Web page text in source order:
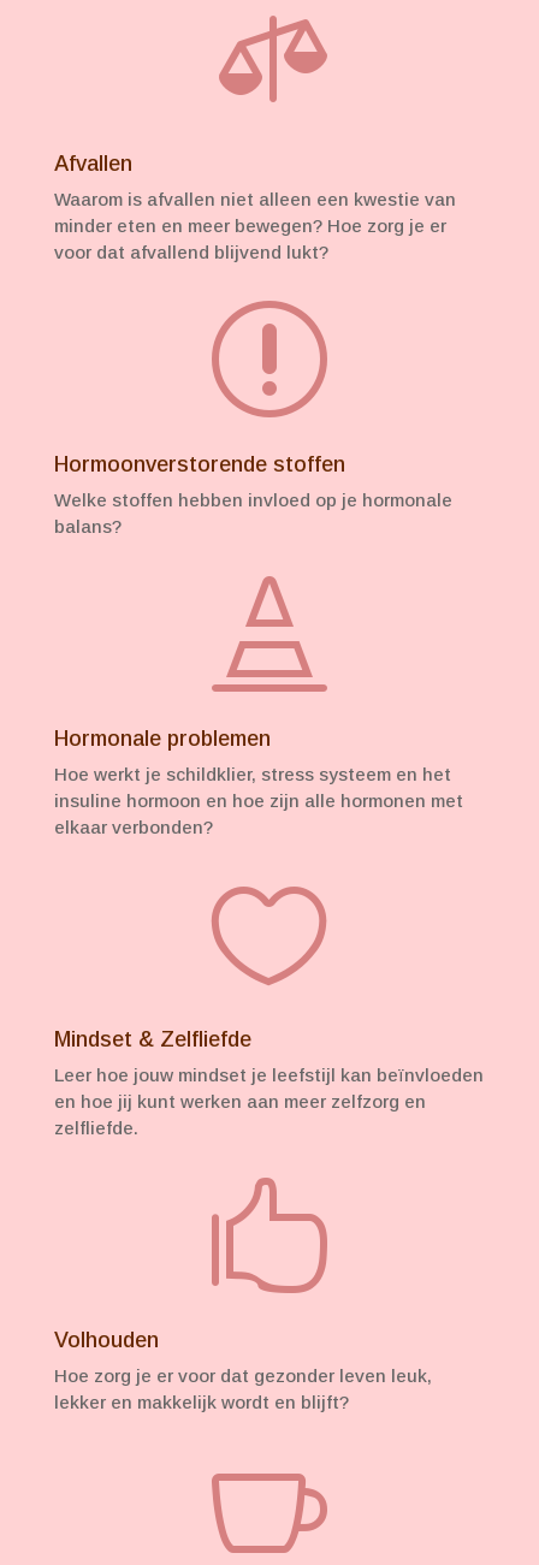

Afvallen
Waarom is afvallen niet alleen een kwestie van
minder eten en meer bewegen? Hoe zorg je er
voor dat afvallend blijvend lukt?
r
Hormoonverstorende stoffen
Welke stoffen hebben invloed op je hormonale
balans?

Hormonale problemen
Hoe werkt je schildklier, stress systeem en het
insuline hormoon en hoe zijn alle hormonen met
elkaar verbonden?

Mindset & Zelfliefde
Leer hoe jouw mindset je leefstijl kan beïnvloeden
en hoe jij kunt werken aan meer zelfzorg en
zelfliefde.

Volhouden
Hoe zorg je er voor dat gezonder leven leuk,
lekker en makkelijk wordt en blijft?
